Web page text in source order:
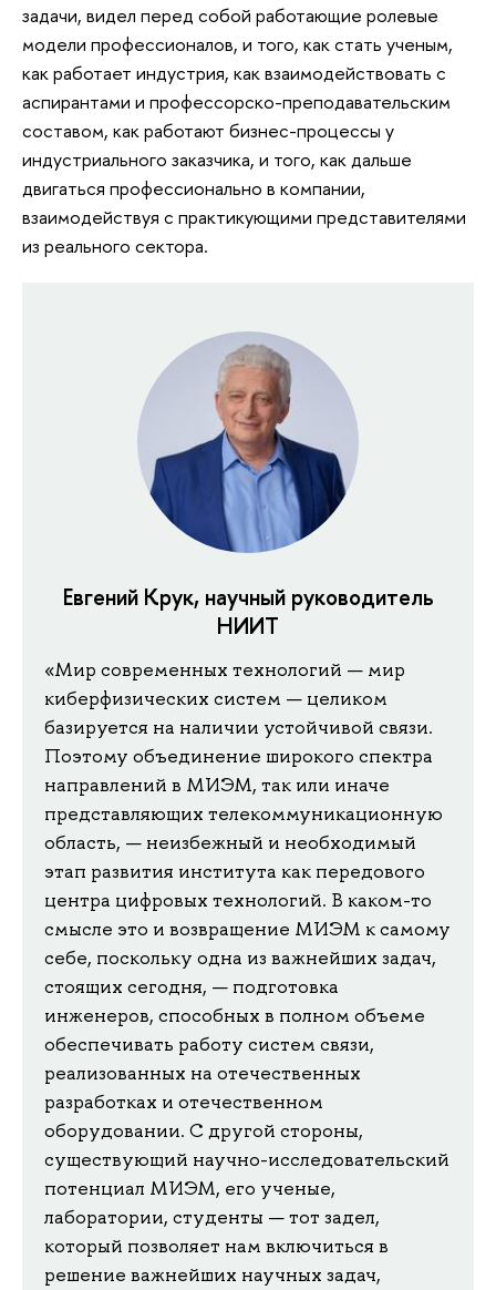
задачи, видел перед собой работающие ролевые
модели профессионалов, и того, как стать ученым,
как работает индустрия, как взаимодействовать с
аспирантами и профессорско-преподавательским
составом, как работают бизнес-процессы у
индустриального заказчика, и того, как дальше
двигаться профессионально в компании,
взаимодействуя с практикующими представителями
из реального сектора.
Евгений Крук, научный руководитель
НИИТ
«Мир современных технологий — мир
киберфизических систем — целиком
базируется на наличии устойчивой связи.
Поэтому объединение широкого спектра
направлений в МИЭМ, так или иначе
представляющих телекоммуникационную
область, — неизбежный и необходимый
этап развития института как передового
центра цифровых технологий. В каком-то
смысле это и возвращение МИЭМ к самому
себе, поскольку одна из важнейших задач,
стоящих сегодня, — подготовка
инженеров, способных в полном объеме
обеспечивать работу систем связи,
реализованных на отечественных
разработках и отечественном
оборудовании. С другой стороны,
существующий научно-исследовательский
потенциал МИЭМ, его ученые,
лаборатории, студенты — тот задел,
который позволяет нам включиться в
решение важнейших научных задач,